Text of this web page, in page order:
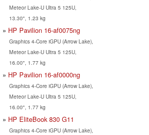
Meteor Lake-U Ultra 5 125U,
13.30", 1.23 kg
HP Pavilion 16-af0075ng
Graphics 4-Core iGPU (Arrow Lake),
Meteor Lake-U Ultra 5 125U,
16.00", 1.77 kg
HP Pavilion 16-af0000ng
Graphics 4-Core iGPU (Arrow Lake),
Meteor Lake-U Ultra 5 125U,
16.00", 1.77 kg
HP EliteBook 830 G11
Graphics 4-Core iGPU (Arrow Lake),